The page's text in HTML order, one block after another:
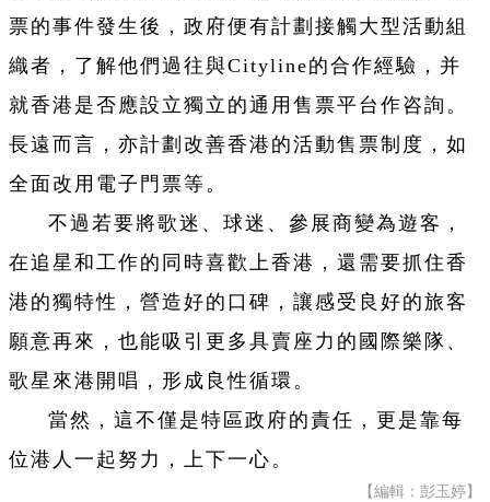
票的事件發生後，政府便有計劃接觸大型活動組
織者，了解他們過往與Cityline的合作經驗，并
就香港是否應設立獨立的通用售票平台作咨詢。
長遠而言，亦計劃改善香港的活動售票制度，如
全面改用電子門票等。
不過若要將歌迷、球迷、參展商變為遊客，
在追星和工作的同時喜歡上香港，還需要抓住香
港的獨特性，營造好的口碑，讓感受良好的旅客
願意再來，也能吸引更多具賣座力的國際樂隊、
歌星來港開唱，形成良性循環。
當然，這不僅是特區政府的責任，更是靠每
位港人一起努力，上下一心。
【編輯：彭玉婷】